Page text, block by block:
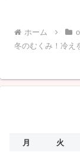
ホーム
冬のむくみ！冷え
月 火